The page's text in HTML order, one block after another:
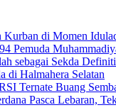
di Momen
Pemuda
sebagai Sekda
di Halmahera Selatan
Ternate Buang
Pasca Lebaran,